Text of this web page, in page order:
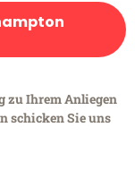
zu Ihrem Anliegen
schicken Sie uns